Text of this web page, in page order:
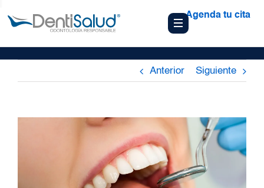
Agenda tu cita
Anterior Siguiente